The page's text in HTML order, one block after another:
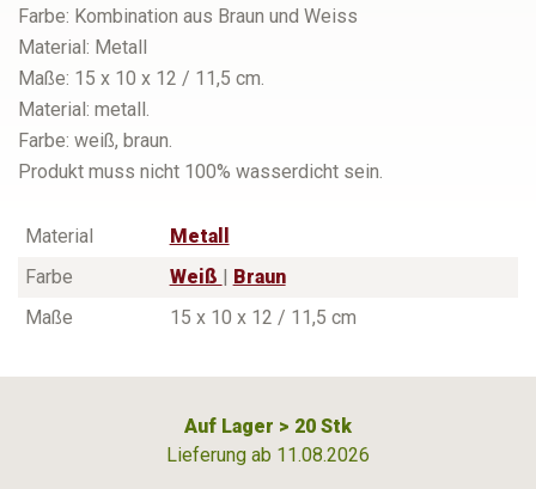
Farbe: Kombination aus Braun und Weiss
Material: Metall
Maße: 15 x 10 x 12 / 11,5 cm.
Material: metall.
Farbe: weiß, braun.
Produkt muss nicht 100% wasserdicht sein.
Material
Metall
Farbe
Weiß
Braun
Maße
15 x 10 x 12 / 11,5 cm
Auf Lager > 20 Stk
Lieferung ab 11.08.2026